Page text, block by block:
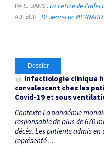
PARU DANS La Lettre de
AUTEUR Dr Jean-Luc MEYNARD
Dossier
Infectiologie clinique
convalescent chez les
Covid-19 et sous
Contexte La pandémie
responsable de plus de 670
décès. Les patients admis
représenté ...